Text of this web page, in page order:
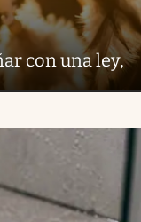
con una ley,